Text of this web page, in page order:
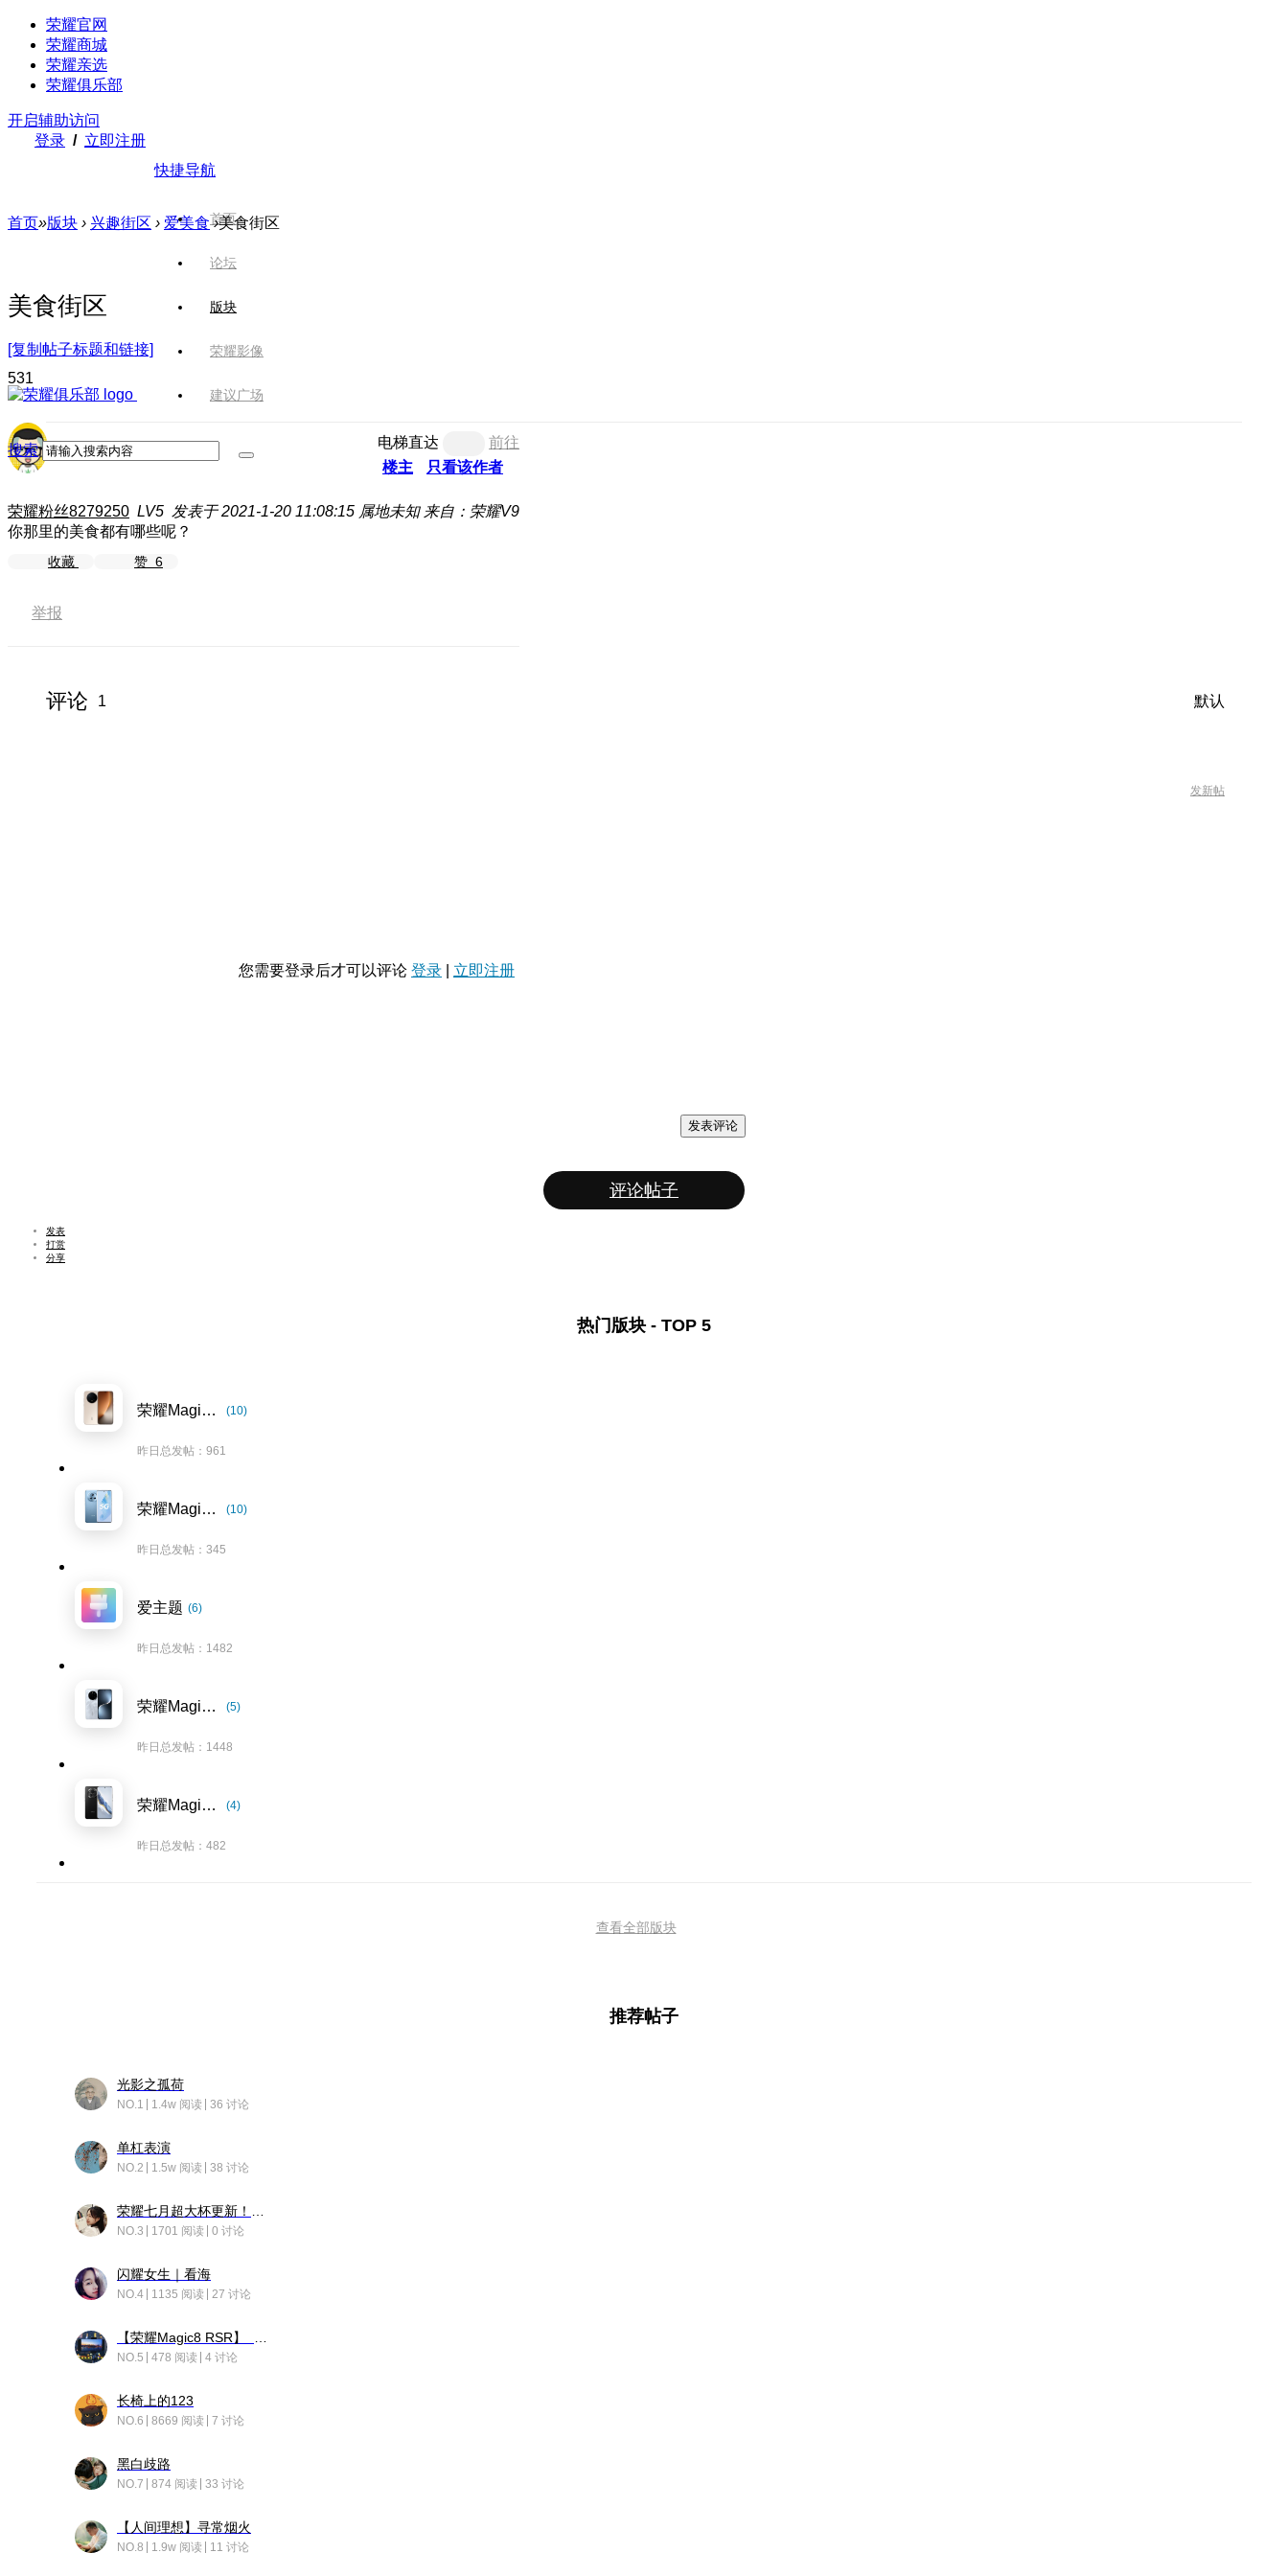
荣耀官网
荣耀商城
荣耀亲选
荣耀俱乐部
开启辅助访问
登录 / 立即注册
快捷导航
首页
论坛
版块
荣耀影像
建议广场
搜索
首页»版块 › 兴趣街区 › 爱美食 ›美食街区
美食街区
[复制帖子标题和链接]
531
电梯直达
前往
楼主
只看该作者
荣耀粉丝8279250 LV5 发表于 2021-1-20 11:08:15 属地未知 来自：荣耀V9
你那里的美食都有哪些呢？
收藏 赞 6
举报
评论 1 默认
发新帖
您需要登录后才可以评论 登录 立即注册
发表评论
评论帖子
发表
打赏
分享
热门版块 - TOP 5
荣耀Magic8系列 (10)
昨日总发帖：961
荣耀Magic5系列 (10)
昨日总发帖：345
爱主题 (6)
昨日总发帖：1482
荣耀Magic7系列 (5)
昨日总发帖：1448
荣耀Magic6系列 (4)
昨日总发帖：482
查看全部版块
推荐帖子
光影之孤荷
NO.1 1.4w 阅读 36 讨论
单杠表演
NO.2 1.5w 阅读 38 讨论
NO.3 1701 阅读 0 讨论
闪耀女生｜看海
NO.4 1135 阅读 27 讨论
NO.5 478 阅读 4 讨论
长椅上的123
NO.6 8669 阅读 7 讨论
黑白歧路
NO.7 874 阅读 33 讨论
【人间理想】寻常烟火
NO.8 1.9w 阅读 11 讨论